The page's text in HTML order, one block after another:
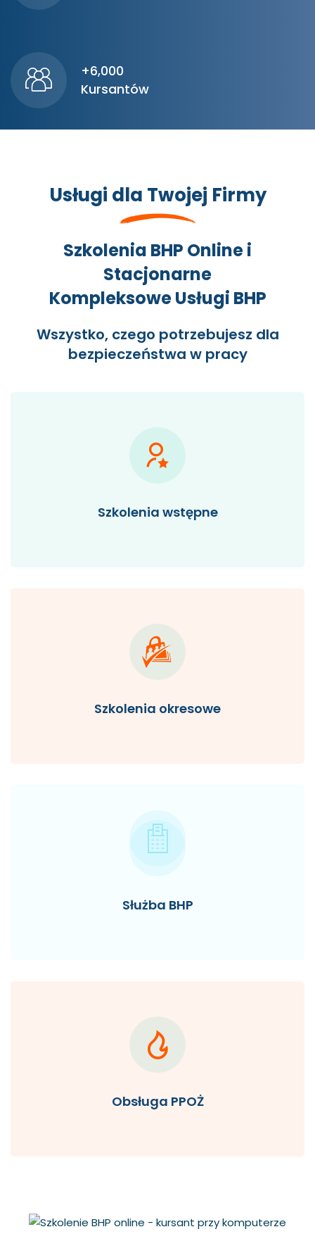
+6,000
Kursantów
Usługi dla Twojej Firmy
Szkolenia BHP Online i
Stacjonarne
Kompleksowe Usługi BHP
Wszystko, czego potrzebujesz dla
bezpieczeństwa w pracy
Szkolenia wstępne
Szkolenia okresowe
Służba BHP
Obsługa PPOŻ